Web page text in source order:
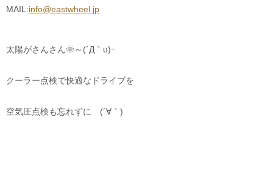
MAIL:info@eastwheel.jp
太陽がさんさん🌞～(´Д｀υ)ｰ
クーラー点検で快適なドライブを
空気圧点検も忘れずに (´∀｀)